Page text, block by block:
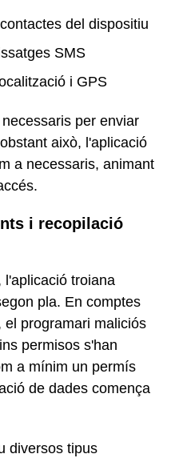
del dispositiu
SMS
i GPS
per enviar
això, l'aplicació
a necessaris, animant
i recopilació
l'aplicació troiana
pla. En comptes
el programari maliciós
permisos s'han
a mínim un permís
de dades comença
diversos tipus